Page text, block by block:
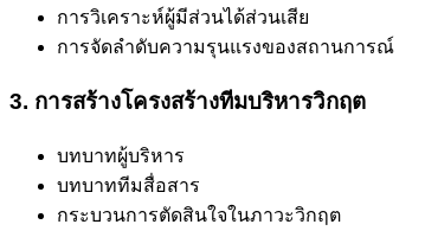
การวิเคราะห์ผู้มีส่วนได้ส่วนเสีย
การจัดลำดับความรุนแรงของสถานการณ์
3. การสร้างโครงสร้างทีมบริหารวิกฤต
บทบาทผู้บริหาร
บทบาททีมสื่อสาร
กระบวนการตัดสินใจในภาวะวิกฤต